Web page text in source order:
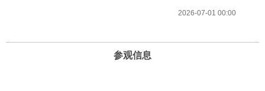
2026-07-01 00:00
参观信息